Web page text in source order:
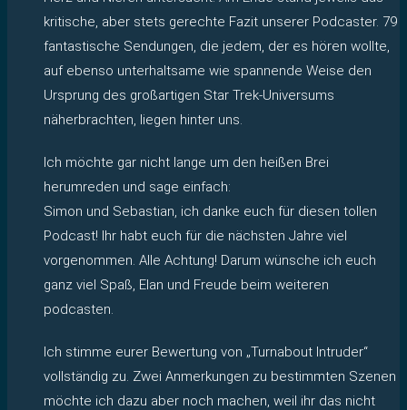
kritische, aber stets gerechte Fazit unserer Podcaster. 79
fantastische Sendungen, die jedem, der es hören wollte,
auf ebenso unterhaltsame wie spannende Weise den
Ursprung des großartigen Star Trek-Universums
näherbrachten, liegen hinter uns.
Ich möchte gar nicht lange um den heißen Brei
herumreden und sage einfach:
Simon und Sebastian, ich danke euch für diesen tollen
Podcast! Ihr habt euch für die nächsten Jahre viel
vorgenommen. Alle Achtung! Darum wünsche ich euch
ganz viel Spaß, Elan und Freude beim weiteren
podcasten.
Ich stimme eurer Bewertung von „Turnabout Intruder“
vollständig zu. Zwei Anmerkungen zu bestimmten Szenen
möchte ich dazu aber noch machen, weil ihr das nicht